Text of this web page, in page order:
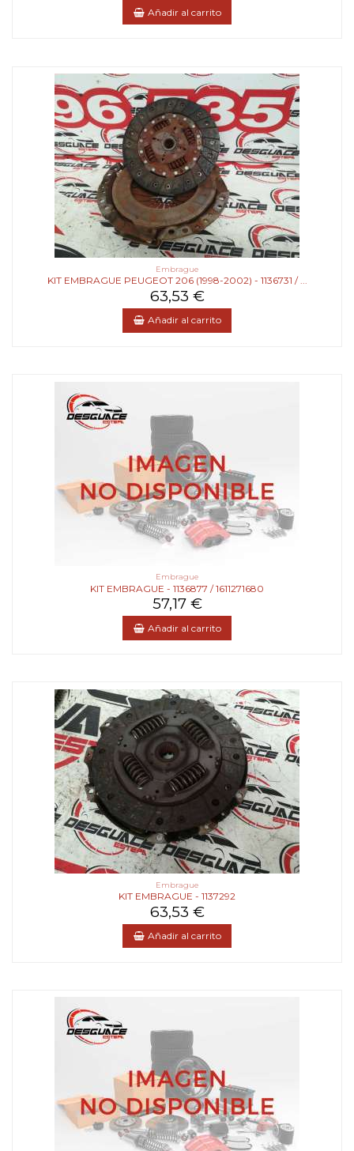
Añadir al carrito
Embrague
KIT EMBRAGUE PEUGEOT 206 (1998-2002) - 1136731 / ...
63,53 €
Añadir al carrito
Embrague
KIT EMBRAGUE - 1136877 / 1611271680
57,17 €
Añadir al carrito
Embrague
KIT EMBRAGUE - 1137292
63,53 €
Añadir al carrito